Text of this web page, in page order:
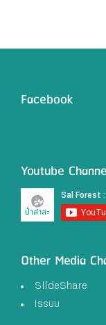
Facebook
Youtube
Other Media
SlideShare
Issuu